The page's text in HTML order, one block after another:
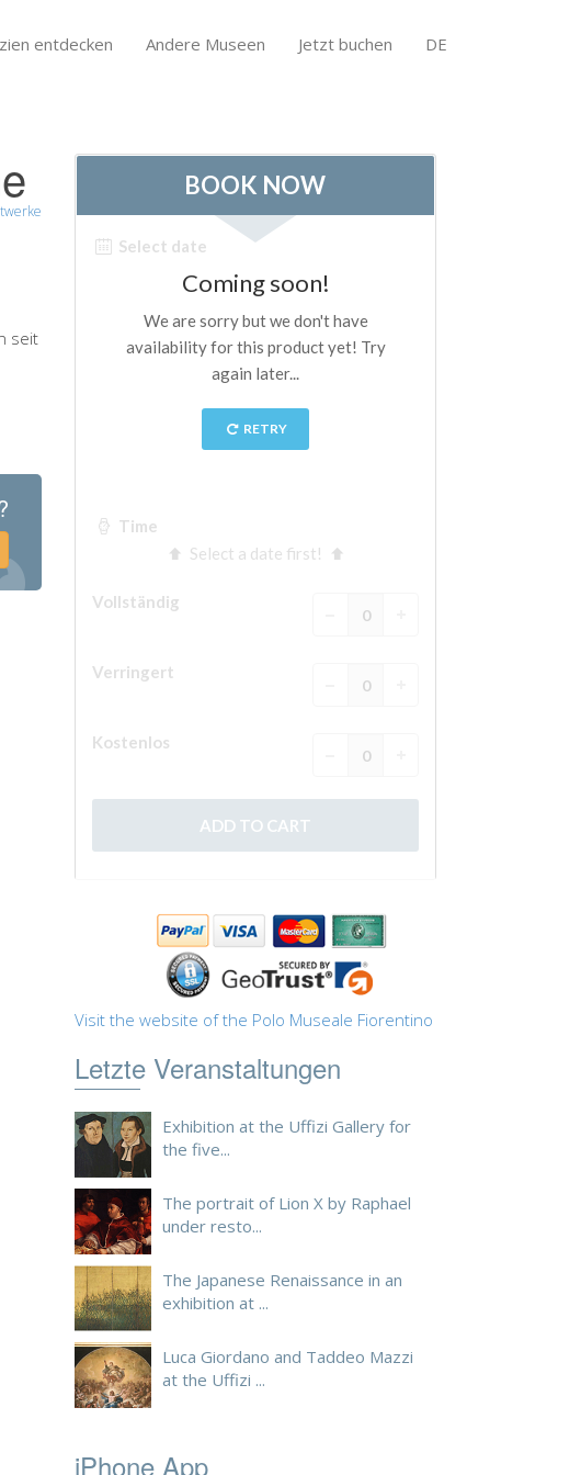
entdecken Andere Museen Jetzt buchen DE
seit
Visit the website of the Polo Museale Fiorentino
Letzte Veranstaltungen
Exhibition at the Uffizi Gallery for
the five...
The portrait of Lion X by Raphael
under resto...
The Japanese Renaissance in an
exhibition at ...
Luca Giordano and Taddeo Mazzi
at the Uffizi ...
iPhone App